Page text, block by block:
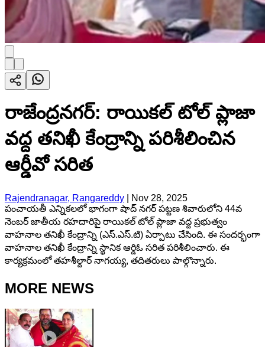
రాజేంద్రనగర్: రాయికల్ టోల్ ప్లాజా
వద్ద తనిఖీ కేంద్రాన్ని పరిశీలించిన
ఆర్డీవో సరిత
Rajendranagar, Rangareddy
Nov 28, 2025
పంచాయతీ ఎన్నికలలో భాగంగా షాద్ నగర్ పట్టణ శివారులోని 44వ
నెంబర్ జాతీయ రహదారిపై రాయికల్ టోల్ ప్లాజా వద్ద ప్రభుత్వం
వాహనాల తనిఖీ కేంద్రాన్ని (ఎస్.ఎస్.టి) ఏర్పాటు చేసింది. ఈ సందర్భంగా
వాహనాల తనిఖీ కేంద్రాన్ని స్థానిక ఆర్డిఓ సరిత పరిశీలించారు. ఈ
కార్యక్రమంలో తహశీల్దార్ నాగయ్య, తదితరులు పాల్గొన్నారు.
MORE NEWS